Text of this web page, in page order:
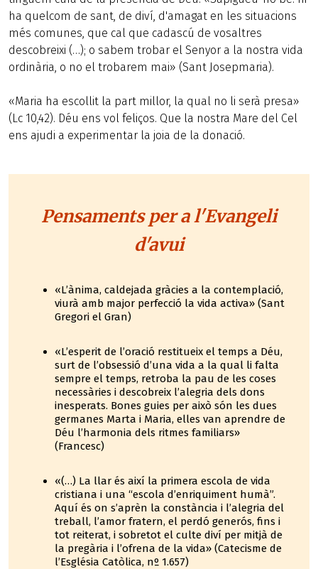
ha quelcom de sant, de diví, d'amagat en les situacions
més comunes, que cal que cadascú de vosaltres
descobreixi (…); o sabem trobar el Senyor a la nostra vida
ordinària, o no el trobarem mai» (Sant Josepmaria).
«Maria ha escollit la part millor, la qual no li serà presa»
(Lc 10,42). Déu ens vol feliços. Que la nostra Mare del Cel
ens ajudi a experimentar la joia de la donació.
Pensaments per a l'Evangeli
d'avui
«L’ànima, caldejada gràcies a la contemplació,
viurà amb major perfecció la vida activa» (Sant
Gregori el Gran)
«L’esperit de l’oració restitueix el temps a Déu,
surt de l’obsessió d’una vida a la qual li falta
sempre el temps, retroba la pau de les coses
necessàries i descobreix l’alegria dels dons
inesperats. Bones guies per això són les dues
germanes Marta i Maria, elles van aprendre de
Déu l’harmonia dels ritmes familiars»
(Francesc)
«(…) La llar és així la primera escola de vida
cristiana i una “escola d’enriquiment humà”.
Aquí és on s’aprèn la constància i l’alegria del
treball, l’amor fratern, el perdó generós, fins i
tot reiterat, i sobretot el culte diví per mitjà de
la pregària i l’ofrena de la vida» (Catecisme de
l’Església Catòlica, nº 1.657)